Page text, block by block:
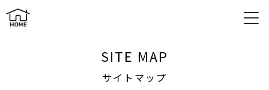
サイトマップ
SITE MAP
サイトマップ